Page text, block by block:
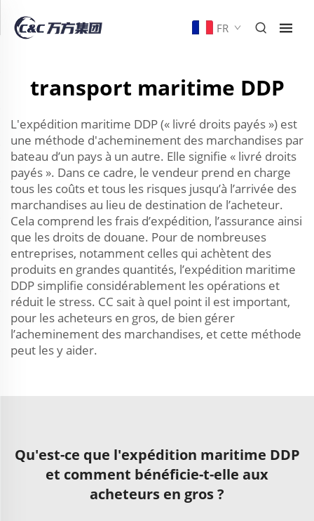
FR
transport maritime DDP
L'expédition maritime DDP (« livré droits payés ») est
une méthode d'acheminement des marchandises par
bateau d’un pays à un autre. Elle signifie « livré droits
payés ». Dans ce cadre, le vendeur prend en charge
tous les coûts et tous les risques jusqu’à l’arrivée des
marchandises au lieu de destination de l’acheteur.
Cela comprend les frais d’expédition, l’assurance ainsi
que les droits de douane. Pour de nombreuses
entreprises, notamment celles qui achètent des
produits en grandes quantités, l’expédition maritime
DDP simplifie considérablement les opérations et
réduit le stress. CC sait à quel point il est important,
pour les acheteurs en gros, de bien gérer
l’acheminement des marchandises, et cette méthode
peut les y aider.
Qu'est-ce que l'expédition maritime DDP
et comment bénéficie-t-elle aux
acheteurs en gros ?